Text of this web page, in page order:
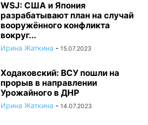
WSJ: США и Япония
разрабатывают план на случай
вооружённого конфликта
вокруг...
Ирина Жаткина - 15.07.2023
Ходаковский: ВСУ пошли на
прорыв в направлении
Урожайного в ДНР
Ирина Жаткина - 14.07.2023